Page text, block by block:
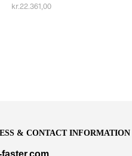
kr.22.361,00
& CONTACT INFORMATION